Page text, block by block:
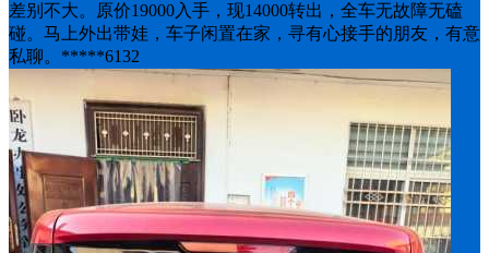
差别不大。原价19000入手，现14000转出，全车无故障无磕
碰。马上外出带娃，车子闲置在家，寻有心接手的朋友，有意
私聊。*****6132